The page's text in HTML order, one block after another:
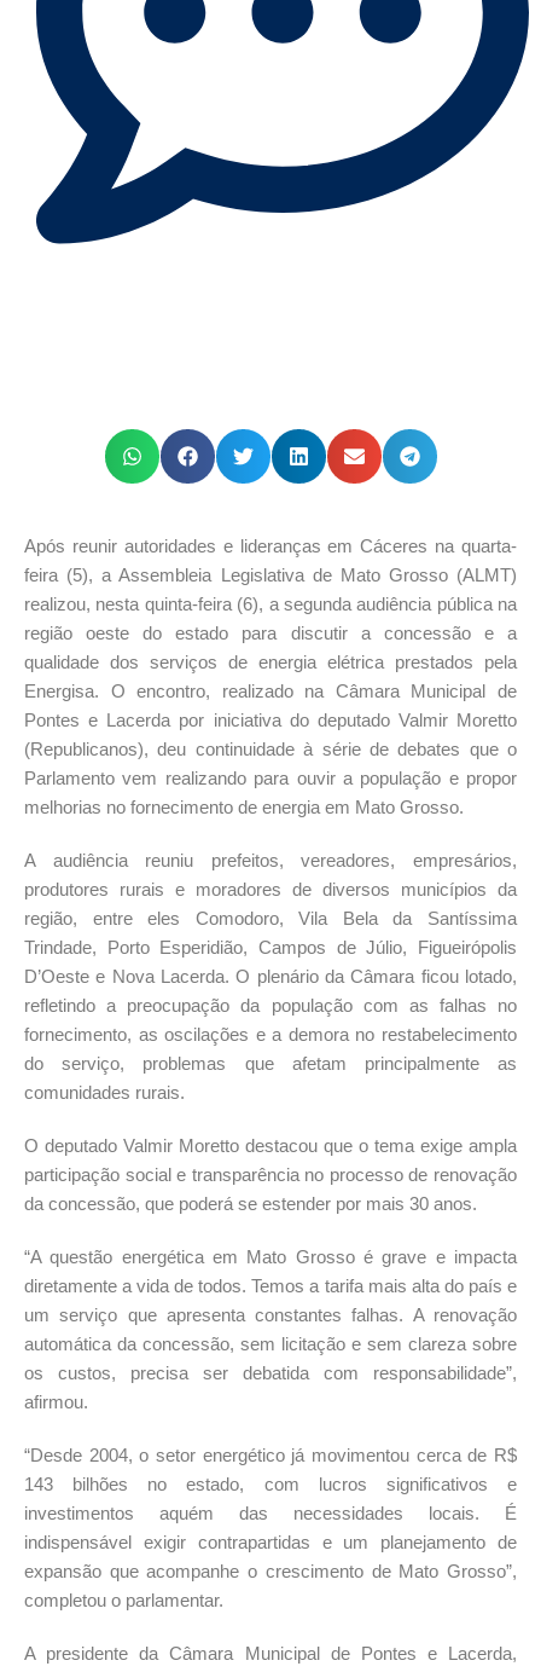
Após reunir autoridades e lideranças em Cáceres na quarta-
feira (5), a Assembleia Legislativa de Mato Grosso (ALMT)
realizou, nesta quinta-feira (6), a segunda audiência pública na
região oeste do estado para discutir a concessão e a
qualidade dos serviços de energia elétrica prestados pela
Energisa. O encontro, realizado na Câmara Municipal de
Pontes e Lacerda por iniciativa do deputado Valmir Moretto
(Republicanos), deu continuidade à série de debates que o
Parlamento vem realizando para ouvir a população e propor
melhorias no fornecimento de energia em Mato Grosso.
A audiência reuniu prefeitos, vereadores, empresários,
produtores rurais e moradores de diversos municípios da
região, entre eles Comodoro, Vila Bela da Santíssima
Trindade, Porto Esperidião, Campos de Júlio, Figueirópolis
D’Oeste e Nova Lacerda. O plenário da Câmara ficou lotado,
refletindo a preocupação da população com as falhas no
fornecimento, as oscilações e a demora no restabelecimento
do serviço, problemas que afetam principalmente as
comunidades rurais.
O deputado Valmir Moretto destacou que o tema exige ampla
participação social e transparência no processo de renovação
da concessão, que poderá se estender por mais 30 anos.
“A questão energética em Mato Grosso é grave e impacta
diretamente a vida de todos. Temos a tarifa mais alta do país e
um serviço que apresenta constantes falhas. A renovação
automática da concessão, sem licitação e sem clareza sobre
os custos, precisa ser debatida com responsabilidade”,
afirmou.
“Desde 2004, o setor energético já movimentou cerca de R$
143 bilhões no estado, com lucros significativos e
investimentos aquém das necessidades locais. É
indispensável exigir contrapartidas e um planejamento de
expansão que acompanhe o crescimento de Mato Grosso”,
completou o parlamentar.
A presidente da Câmara Municipal de Pontes e Lacerda,